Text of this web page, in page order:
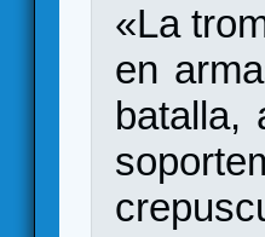
«La
en
batalla,